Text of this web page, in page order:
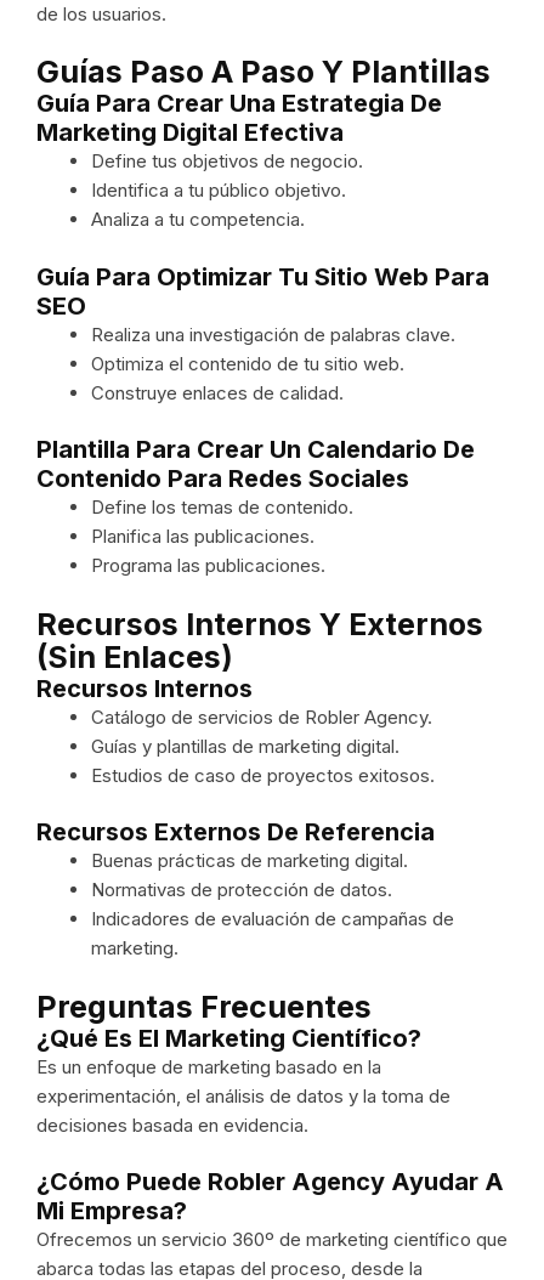
de los usuarios.
Guías Paso A Paso Y Plantillas
Guía Para Crear Una Estrategia De
Marketing Digital Efectiva
Define tus objetivos de negocio.
Identifica a tu público objetivo.
Analiza a tu competencia.
Guía Para Optimizar Tu Sitio Web Para
SEO
Realiza una investigación de palabras clave.
Optimiza el contenido de tu sitio web.
Construye enlaces de calidad.
Plantilla Para Crear Un Calendario De
Contenido Para Redes Sociales
Define los temas de contenido.
Planifica las publicaciones.
Programa las publicaciones.
Recursos Internos Y Externos
(sin Enlaces)
Recursos Internos
Catálogo de servicios de Robler Agency.
Guías y plantillas de marketing digital.
Estudios de caso de proyectos exitosos.
Recursos Externos De Referencia
Buenas prácticas de marketing digital.
Normativas de protección de datos.
Indicadores de evaluación de campañas de
marketing.
Preguntas Frecuentes
¿Qué Es El Marketing Científico?
Es un enfoque de marketing basado en la
experimentación, el análisis de datos y la toma de
decisiones basada en evidencia.
¿Cómo Puede Robler Agency Ayudar A
Mi Empresa?
Ofrecemos un servicio 360º de marketing científico que
abarca todas las etapas del proceso, desde la